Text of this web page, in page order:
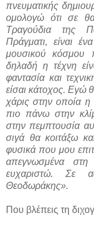
πνευματικής
ομολογώ ότι σε
Τραγούδια της
Πράγματι, είναι
μουσικού κόσμου
δηλαδή η τέχνη
φαντασία και
είσαι κάτοχος. Εγώ
χάρις στην οποία η
πιο πάνω στην
στην πεμπτουσία
σιγά θα κοιτάξω
φυσικά που μου
απεγνωσμένα
ευχαριστώ. Σε
Θεοδωράκης».
Που βλέπεις τη